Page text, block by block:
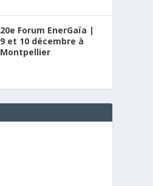
20e Forum EnerGaïa |
9 et 10 décembre à
Montpellier